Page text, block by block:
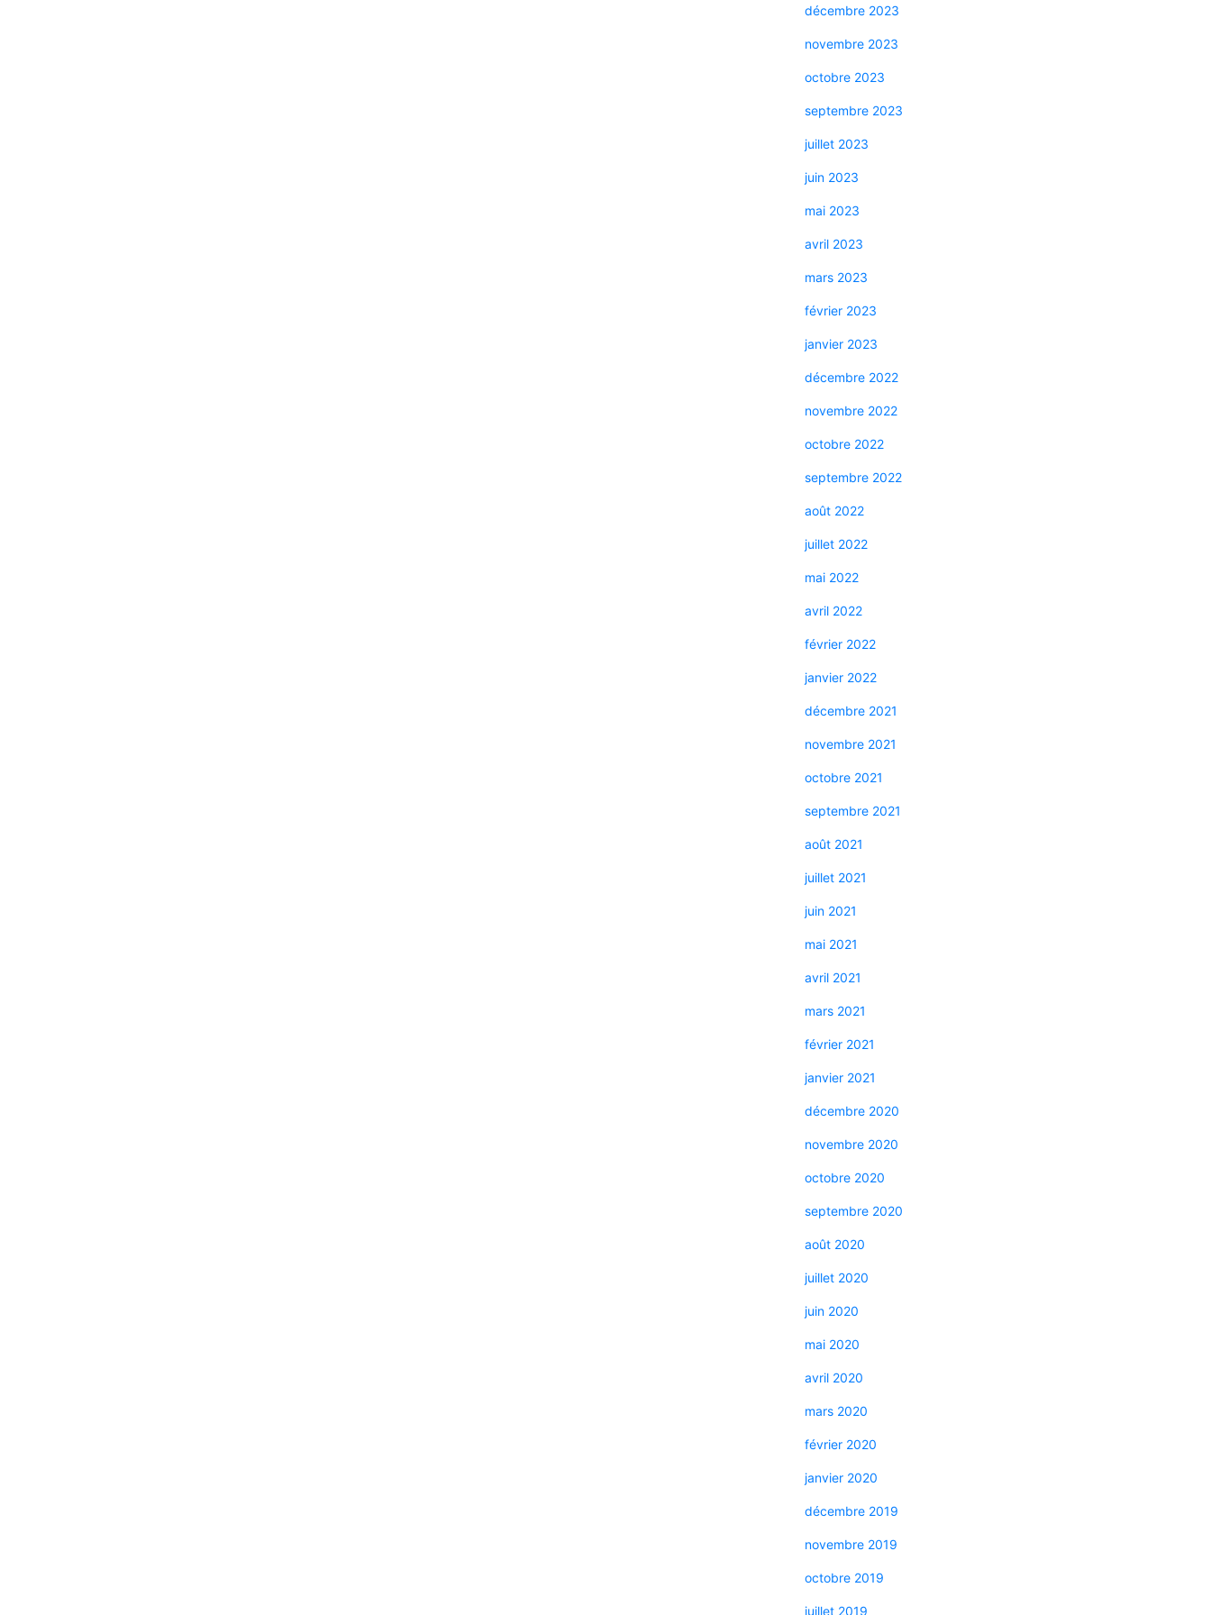
décembre 2023
novembre 2023
octobre 2023
septembre 2023
juillet 2023
juin 2023
mai 2023
avril 2023
mars 2023
février 2023
janvier 2023
décembre 2022
novembre 2022
octobre 2022
septembre 2022
août 2022
juillet 2022
mai 2022
avril 2022
février 2022
janvier 2022
décembre 2021
novembre 2021
octobre 2021
septembre 2021
août 2021
juillet 2021
juin 2021
mai 2021
avril 2021
mars 2021
février 2021
janvier 2021
décembre 2020
novembre 2020
octobre 2020
septembre 2020
août 2020
juillet 2020
juin 2020
mai 2020
avril 2020
mars 2020
février 2020
janvier 2020
décembre 2019
novembre 2019
octobre 2019
juillet 2019